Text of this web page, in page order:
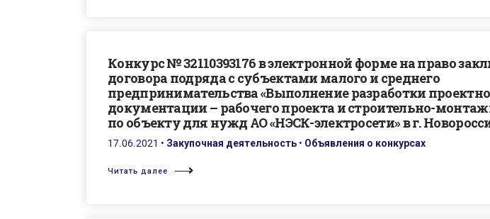
Конкурс № 32110393176 в электронной форме на право
договора подряда с субъектами малого и среднего
предпринимательства «Выполнение разработки
документации – рабочего проекта и строительно-
по объекту для нужд АО «НЭСК-электросети» в г.
17.06.2021 • Закупочная деятельность • Объявления о конкурсах
Читать далее